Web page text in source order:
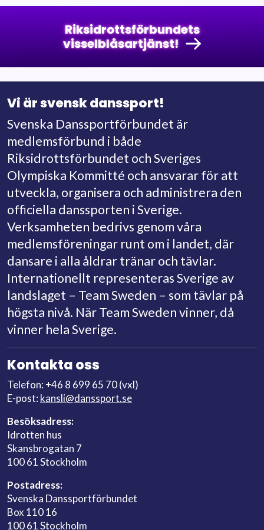
Riksidrottsförbundets
visselblåsartjänst!
Vi är svensk danssport!
Svenska Danssportförbundet är
medlemsförbund i både
Riksidrottsförbundet och Sveriges
Olympiska Kommitté och ansvarar för att
utveckla, organisera och administrera den
officiella danssporten i Sverige.
Verksamheten bedrivs genom våra
medlemsföreningar runt om i landet, där
dansare i alla åldrar tränar och tävlar.
Internationellt representeras Sverige av
landslaget – Team Sweden – som tävlar på
högsta nivå. När Team Sweden vinner, då
vinner hela Sverige.
Kontakta oss
Telefon: +46 8 699 65 70 (vxl)
E-post: kansli@danssport.se
Besöksadress:
Idrotten hus
Skansbrogatan 7
100 61 Stockholm
Postadress:
Svenska Danssportförbundet
Box 110 16
100 61 Stockholm